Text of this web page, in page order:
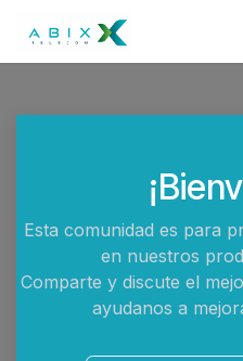
Esta comunidad es para
en nuestros
Comparte y discute el
ayudanos a